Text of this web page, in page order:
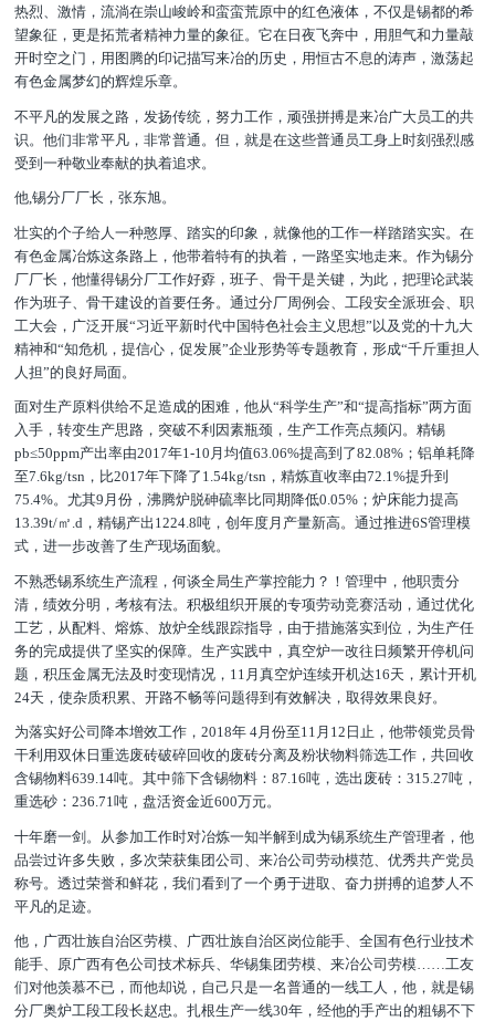
热烈、激情，流淌在崇山峻岭和蛮蛮荒原中的红色液体，不仅是锡都的希
望象征，更是拓荒者精神力量的象征。它在日夜飞奔中，用胆气和力量敲
开时空之门，用图腾的印记描写来冶的历史，用恒古不息的涛声，激荡起
有色金属梦幻的辉煌乐章。
不平凡的发展之路，发扬传统，努力工作，顽强拼搏是来冶广大员工的共
识。他们非常平凡，非常普通。但，就是在这些普通员工身上时刻强烈感
受到一种敬业奉献的执着追求。
他,锡分厂厂长，张东旭。
壮实的个子给人一种憨厚、踏实的印象，就像他的工作一样踏踏实实。在
有色金属冶炼这条路上，他带着特有的执着，一路坚实地走来。作为锡分
厂厂长，他懂得锡分厂工作好孬，班子、骨干是关键，为此，把理论武装
作为班子、骨干建设的首要任务。通过分厂周例会、工段安全派班会、职
工大会，广泛开展“习近平新时代中国特色社会主义思想”以及党的十九大
精神和“知危机，提信心，促发展”企业形势等专题教育，形成“千斤重担人
人担”的良好局面。
面对生产原料供给不足造成的困难，他从“科学生产”和“提高指标”两方面
入手，转变生产思路，突破不利因素瓶颈，生产工作亮点频闪。精锡
pb≤50ppm产出率由2017年1-10月均值63.06%提高到了82.08%；铝单耗降
至7.6kg/tsn，比2017年下降了1.54kg/tsn，精炼直收率由72.1%提升到
75.4%。尤其9月份，沸腾炉脱砷硫率比同期降低0.05%；炉床能力提高
13.39t/㎡.d，精锡产出1224.8吨，创年度月产量新高。通过推进6S管理模
式，进一步改善了生产现场面貌。
不熟悉锡系统生产流程，何谈全局生产掌控能力？！管理中，他职责分
清，绩效分明，考核有法。积极组织开展的专项劳动竞赛活动，通过优化
工艺，从配料、熔炼、放炉全线跟踪指导，由于措施落实到位，为生产任
务的完成提供了坚实的保障。生产实践中，真空炉一改往日频繁开停机问
题，积压金属无法及时变现情况，11月真空炉连续开机达16天，累计开机
24天，使杂质积累、开路不畅等问题得到有效解决，取得效果良好。
为落实好公司降本增效工作，2018年 4月份至11月12日止，他带领党员骨
干利用双休日重选废砖破碎回收的废砖分离及粉状物料筛选工作，共回收
含锡物料639.14吨。其中筛下含锡物料：87.16吨，选出废砖：315.27吨，
重选砂：236.71吨，盘活资金近600万元。
十年磨一剑。从参加工作时对冶炼一知半解到成为锡系统生产管理者，他
品尝过许多失败，多次荣获集团公司、来冶公司劳动模范、优秀共产党员
称号。透过荣誉和鲜花，我们看到了一个勇于进取、奋力拼搏的追梦人不
平凡的足迹。
他，广西壮族自治区劳模、广西壮族自治区岗位能手、全国有色行业技术
能手、原广西有色公司技术标兵、华锡集团劳模、来冶公司劳模……工友
们对他羡慕不已，而他却说，自己只是一名普通的一线工人，他，就是锡
分厂奥炉工段工段长赵忠。扎根生产一线30年，经他的手产出的粗锡不下